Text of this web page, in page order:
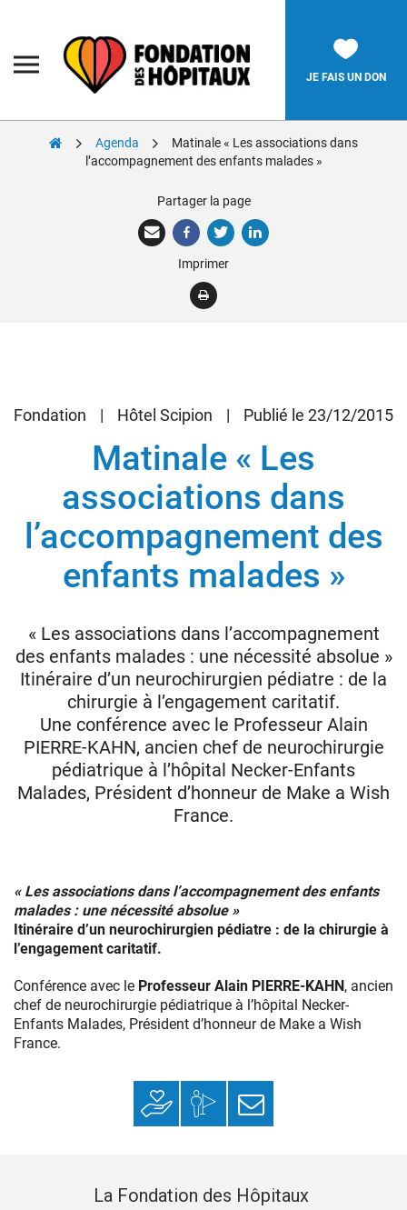
des
Hôpitaux
JE FAIS UN DON
Nous soutenir
Legs
Presse
Agenda
Matinale « Les associations dans
l’accompagnement des enfants malades »
Partager la page
Imprimer
Fondation | Hôtel Scipion | Publié le 23/12/2015
Matinale « Les
associations dans
l’accompagnement des
enfants malades »
« Les associations dans l’accompagnement
des enfants malades : une nécessité absolue »
Itinéraire d’un neurochirurgien pédiatre : de la
chirurgie à l’engagement caritatif.
Une conférence avec le Professeur Alain
PIERRE-KAHN, ancien chef de neurochirurgie
pédiatrique à l’hôpital Necker-Enfants
Malades, Président d’honneur de Make a Wish
France.
« Les associations dans l’accompagnement des enfants
malades : une nécessité absolue »
Itinéraire d’un neurochirurgien pédiatre : de la chirurgie à
l’engagement caritatif.
Conférence avec le Professeur Alain PIERRE-KAHN, ancien
chef de neurochirurgie pédiatrique à l’hôpital Necker-
Enfants Malades, Président d’honneur de Make a Wish
France.
Faire un donMon espace
donateur
S’inscrire à la
newsletter
La Fondation des Hôpitaux